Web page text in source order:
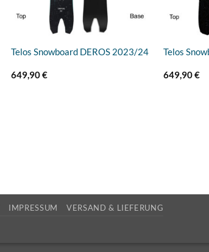
Telos Snowboard DEROS 2023/24
649,90€
Telos
649,90€
IMPRESSUM VERSAND & LIEFERUNG